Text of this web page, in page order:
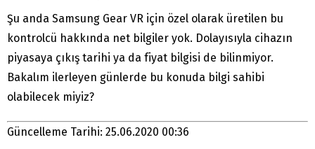
Şu anda Samsung Gear VR için özel olarak üretilen bu
kontrolcü hakkında net bilgiler yok. Dolayısıyla cihazın
piyasaya çıkış tarihi ya da fiyat bilgisi de bilinmiyor.
Bakalım ilerleyen günlerde bu konuda bilgi sahibi
olabilecek miyiz?
Güncelleme Tarihi: 25.06.2020 00:36